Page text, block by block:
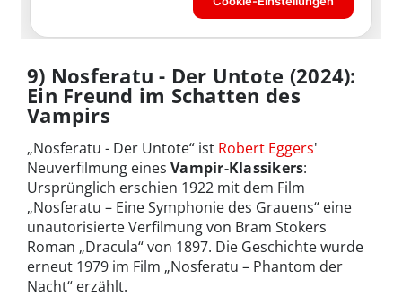
9) Nosferatu - Der Untote (2024):
Ein Freund im Schatten des
Vampirs
„Nosferatu - Der Untote“ ist Robert Eggers'
Neuverfilmung eines Vampir-Klassikers:
Ursprünglich erschien 1922 mit dem Film
„Nosferatu – Eine Symphonie des Grauens“ eine
unautorisierte Verfilmung von Bram Stokers
Roman „Dracula“ von 1897. Die Geschichte wurde
erneut 1979 im Film „Nosferatu – Phantom der
Nacht“ erzählt.